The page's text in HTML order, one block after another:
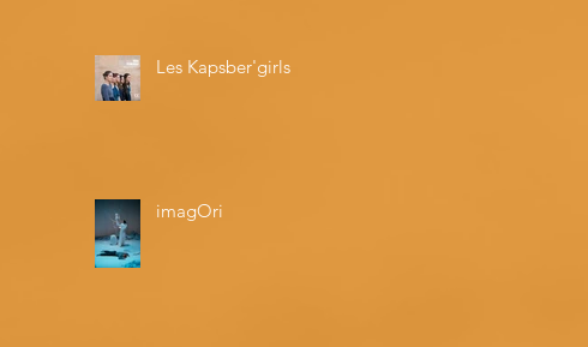
Les Kapsber'girls
imagOri